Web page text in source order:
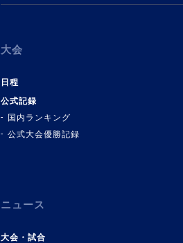
大会
日程
公式記録
国内ランキング
公式大会優勝記録
ニュース
大会・試合